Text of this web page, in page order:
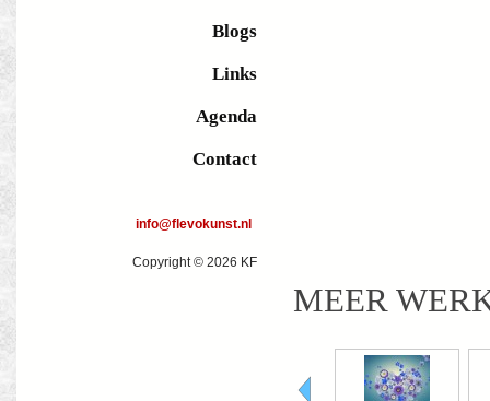
Blogs
Links
Agenda
Contact
info@flevokunst.nl
Copyright © 2026 KF
MEER